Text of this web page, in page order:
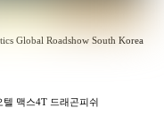
Global Roadshow South Korea
맥스4T 드래곤피쉬